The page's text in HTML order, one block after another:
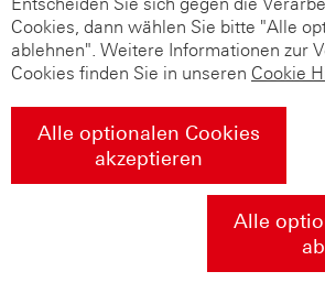
Cookies, dann wählen Sie bitte "Alle
ablehnen". Weitere Informationen zur
Cookies finden Sie in unseren Cookie
Alle optionalen Cookies
akzeptieren
Alle